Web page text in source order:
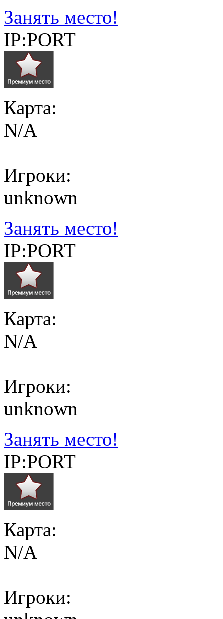
Занять место!
IP:PORT
Карта:
N/A
Игроки:
unknown
Занять место!
IP:PORT
Карта:
N/A
Игроки:
unknown
Занять место!
IP:PORT
Карта:
N/A
Игроки: